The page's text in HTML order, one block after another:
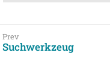
Suchwerkzeug